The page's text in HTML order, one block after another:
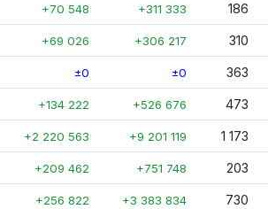
+70 548 +311 333 186
+69 026 +306 217 310
±0 ±0 363
+134 222 +526 676 473
+2 220 563 +9 201 119 1 173
+209 462 +751 748 203
+256 822 +3 383 834 730